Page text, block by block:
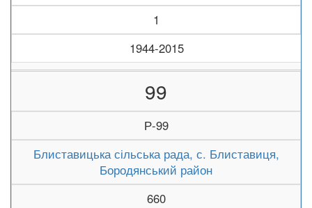
1
1944-2015
99
Р-99
Блиставицька сільська рада, с. Блиставиця,
Бородянський район
660